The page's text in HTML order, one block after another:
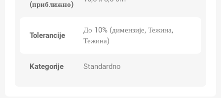
(приближно)
Tolerancije
До 10% (димензије, Тежина,
Тежина)
Kategorije Standardno